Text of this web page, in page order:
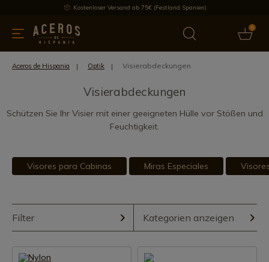
Kostenloser Versand ab 75€ (Festland Spanien)
0
Bietet Aktuelles Bestseller
Aceros de Hispania Optik Visierabdeckungen
Visierabdeckungen
Schützen Sie Ihr Visier mit einer geeigneten Hülle vor Stößen und
Feuchtigkeit.
Visores para Cabinas Miras Especiales
Filter Kategorien anzeigen